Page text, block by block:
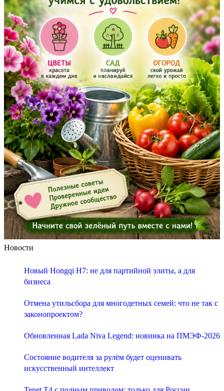
Новости
Новый Hongqi H7: не для партийной элиты, а для
бизнеса
Отмена утильсбора для многодетных семей: что не так с
законопроектом?
Обновленная Lada Niva Legend: новинка на ПМЭФ-2026
Состояние водителя за рулём будет оценивать
искусственный интеллект